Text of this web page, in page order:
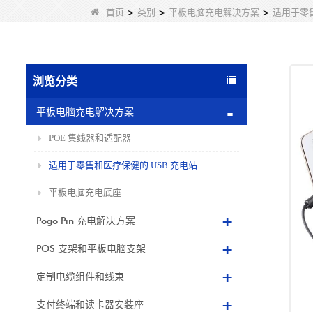
首页 > 类别 > 平板电脑充电解决方案 > 适用于零
浏览分类
平板电脑充电解决方案
POE 集线器和适配器
适用于零售和医疗保健的 USB 充电站
平板电脑充电底座
Pogo Pin 充电解决方案
POS 支架和平板电脑支架
定制电缆组件和线束
支付终端和读卡器安装座